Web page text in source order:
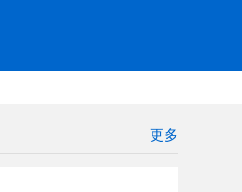
更多